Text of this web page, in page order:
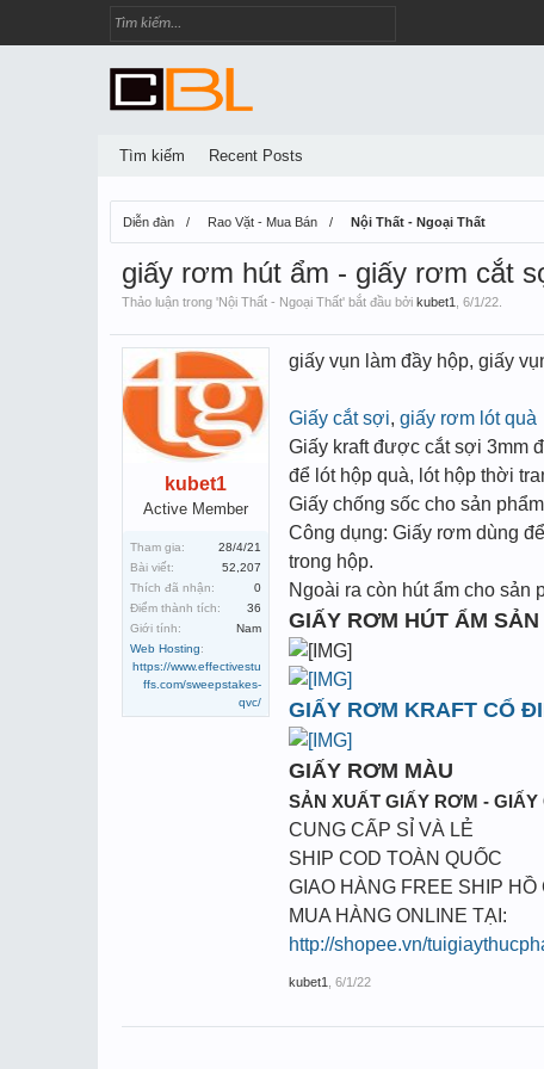
Diễn đàn Rao Vặt - Mua Bán Nội Thất - Ngoại Thất
giấy rơm hút ẩm - giấy rơm cắt
Thảo luận trong 'Nội Thất - Ngoại Thất' bắt đầu bởi kubet1 6/1/22
kubet1
Active Member
Tham gia:
28/4/21
Bài viết:
52,207
Thích đã nhận:
0
Điểm thành tích:
36
Giới tính:
Nam
Web Hosting:
https://www.effectivestu
ffs.com/sweepstakes-
qvc/
giấy vụn làm đầy hộp, giấy
Giấy cắt sợi, giấy rơm lót quà
Giấy kraft được cắt sợi 3mm
để lót hộp quà, lót hộp thời
Giấy chống sốc cho sản phẩm
Công dụng: Giấy rơm dùng
trong hộp.
Ngoài ra còn hút ẩm cho sản
GIẤY RƠM HÚT ẨM SẢN
GIẤY RƠM KRAFT CỔ
GIẤY RƠM MÀU
SẢN XUẤT GIẤY RƠM -
CUNG CẤP SỈ VÀ LẺ
SHIP COD TOÀN QUỐC
GIAO HÀNG FREE SHIP
MUA HÀNG ONLINE TẠI:
http://shopee.vn/
kubet1 6/1/22
Tìm kiếm Recent Posts